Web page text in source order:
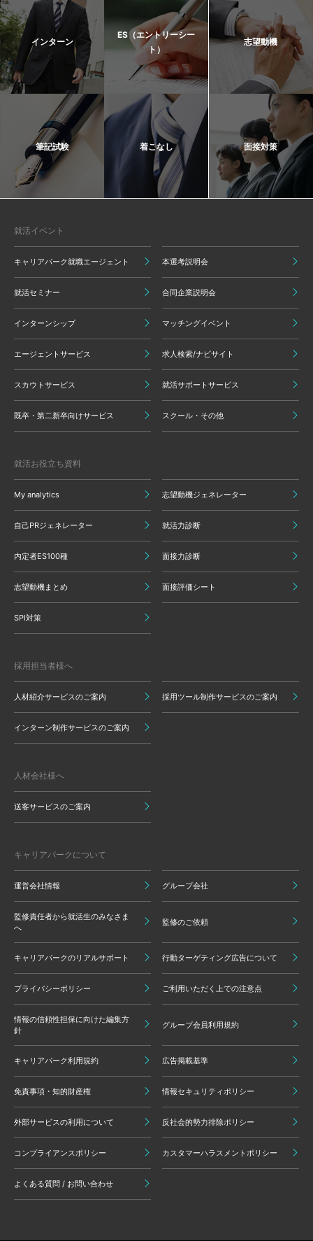
インターン
ES（エントリーシー
ト）
志望動機
筆記試験 着こなし 面接対策
就活イベント
キャリアパーク就職エージェント 本選考説明会
就活セミナー 合同企業説明会
インターンシップ マッチングイベント
エージェントサービス 求人検索/ナビサイト
スカウトサービス 就活サポートサービス
既卒・第二新卒向けサービス スクール・その他
就活お役立ち資料
My analytics 志望動機ジェネレーター
自己PRジェネレーター 就活力診断
内定者ES100種 面接力診断
志望動機まとめ 面接評価シート
SPI対策
採用担当者様へ
人材紹介サービスのご案内 採用ツール制作サービスのご案内
インターン制作サービスのご案内
人材会社様へ
送客サービスのご案内
キャリアパークについて
運営会社情報 グループ会社
監修責任者から就活生のみなさま
へ
監修のご依頼
キャリアパークのリアルサポート 行動ターゲティング広告について
プライバシーポリシー ご利用いただく上での注意点
情報の信頼性担保に向けた編集方
針
グループ会員利用規約
キャリアパーク利用規約 広告掲載基準
免責事項・知的財産権 情報セキュリティポリシー
外部サービスの利用について 反社会的勢力排除ポリシー
コンプライアンスポリシー カスタマーハラスメントポリシー
よくある質問 / お問い合わせ